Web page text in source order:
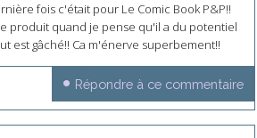
fois c'était pour Le Comic Book P&P!!
produit quand je pense qu'il a du potentiel
est gâché!! Ca m'énerve superbement!!
Répondre à ce commentaire